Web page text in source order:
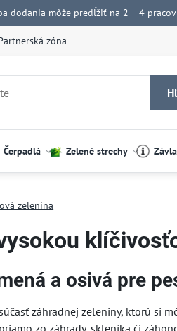
dodania môže predĺžiť na 2 – 4
zóna
Čerpadlá Zelené strechy
zelenina
a osivá pre
záhradnej zeleniny, ktorú si
zo záhrady, skleníka či